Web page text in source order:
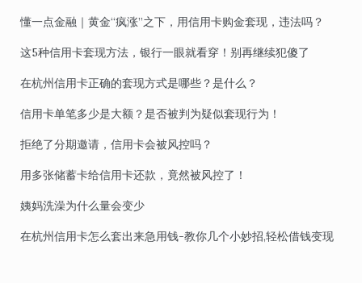
懂一点金融｜黄金“疯涨”之下，用信用卡购金套现，违法吗？
这5种信用卡套现方法，银行一眼就看穿！别再继续犯傻了
在杭州信用卡正确的套现方式是哪些？是什么？
信用卡单笔多少是大额？是否被判为疑似套现行为！
拒绝了分期邀请，信用卡会被风控吗？
用多张储蓄卡给信用卡还款，竟然被风控了！
姨妈洗澡为什么量会变少
在杭州信用卡怎么套出来急用钱-教你几个小妙招,轻松借钱变现